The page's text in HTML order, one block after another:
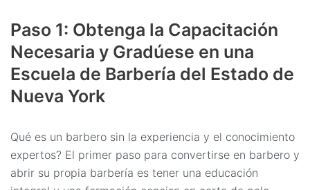
Paso 1: Obtenga la Capacitación
Necesaria y Gradúese en una
Escuela de Barbería del Estado de
Nueva York
Qué es un barbero sin la experiencia y el conocimiento
expertos? El primer paso para convertirse en barbero y
abrir su propia barbería es tener una educación